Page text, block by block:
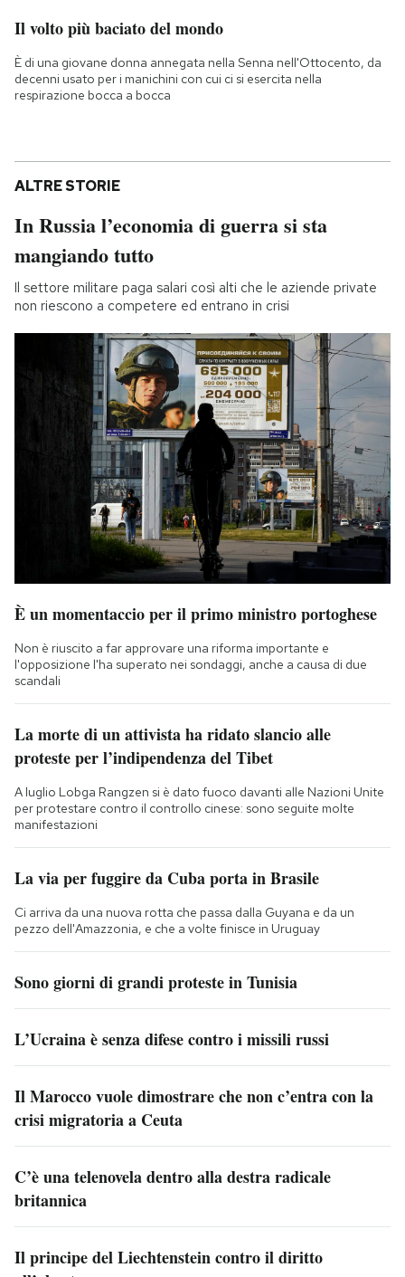
Il volto più baciato del mondo
È di una giovane donna annegata nella Senna nell'Ottocento, da
decenni usato per i manichini con cui ci si esercita nella
respirazione bocca a bocca
ALTRE STORIE
In Russia l’economia di guerra si sta
mangiando tutto
Il settore militare paga salari così alti che le aziende private
non riescono a competere ed entrano in crisi
È un momentaccio per il primo ministro portoghese
Non è riuscito a far approvare una riforma importante e
l'opposizione l'ha superato nei sondaggi, anche a causa di due
scandali
La morte di un attivista ha ridato slancio alle
proteste per l’indipendenza del Tibet
A luglio Lobga Rangzen si è dato fuoco davanti alle Nazioni Unite
per protestare contro il controllo cinese: sono seguite molte
manifestazioni
La via per fuggire da Cuba porta in Brasile
Ci arriva da una nuova rotta che passa dalla Guyana e da un
pezzo dell'Amazzonia, e che a volte finisce in Uruguay
Sono giorni di grandi proteste in Tunisia
L’Ucraina è senza difese contro i missili russi
Il Marocco vuole dimostrare che non c’entra con la
crisi migratoria a Ceuta
C’è una telenovela dentro alla destra radicale
britannica
Il principe del Liechtenstein contro il diritto